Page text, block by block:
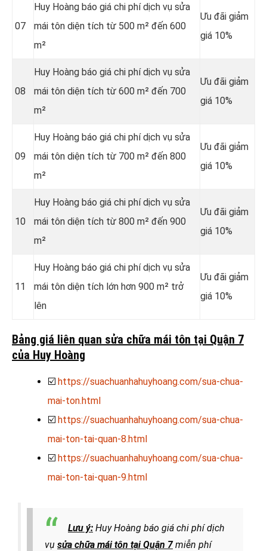
07
Huy Hoàng báo giá chi phí dịch vụ sửa
mái tôn diện tích từ 500 m² đến 600
m²
Ưu đãi giảm
giá 10%
08
Huy Hoàng báo giá chi phí dịch vụ sửa
mái tôn diện tích từ 600 m² đến 700
m²
Ưu đãi giảm
giá 10%
09
Huy Hoàng báo giá chi phí dịch vụ sửa
mái tôn diện tích từ 700 m² đến 800
m²
Ưu đãi giảm
giá 10%
10
Huy Hoàng báo giá chi phí dịch vụ sửa
mái tôn diện tích từ 800 m² đến 900
m²
Ưu đãi giảm
giá 10%
11
Huy Hoàng báo giá chi phí dịch vụ sửa
mái tôn diện tích lớn hơn 900 m² trở
lên
Ưu đãi giảm
giá 10%
Bảng giá liên quan sửa chữa mái tôn tại Quận 7
của Huy Hoàng
☑️ https://suachuanhahuyhoang.com/sua-chua-
mai-ton.html
☑️ https://suachuanhahuyhoang.com/sua-chua-
mai-ton-tai-quan-8.html
☑️ https://suachuanhahuyhoang.com/sua-chua-
mai-ton-tai-quan-9.html
Lưu ý: Huy Hoàng báo giá chi phí dịch
vụ sửa chữa mái tôn tại Quận 7miễn phí